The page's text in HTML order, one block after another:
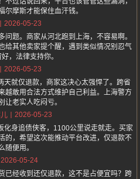
尔摩斯才能保住血汗钱。
2026-05-23
题。商家从河北跑到上海，不容易啊。
给其他卖家提个醒，遇到类似情况别忍气
，法律支持你。
2026-05-23
就仅退款，商家这决心太强悍了。跨省
越敢用合法方式维护自己利益。上海警方
让老实人吃闷亏。
2026-05-23
化身追债侠客，1100公里说走就走。买家
的，希望这次能推动平台改进，仅退款不
随便用。
2026-05-24
已经收到还仅退款，这不是占便宜吗？跨